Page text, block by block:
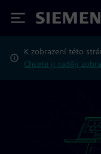
Siemens
K zobrazení této
Chcete ji raději